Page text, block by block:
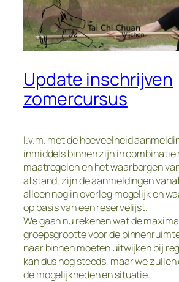
Update inschrijven
zomercursus
I.v.m. met de hoeveelheid
inmiddels binnen zijn in combinatie
maatregelen en het waarborgen
afstand, zijn de aanmeldingen
alleen nog in overleg mogelijk en
op basis van een reservelijst.
We gaan nu rekenen wat de
groepsgrootte voor de
naar binnen moeten uitwijken bij
kan dus nog steeds, maar we
de mogelijkheden en situatie.